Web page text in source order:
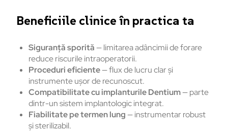
Beneficiile clinice în practica ta
Siguranță sporită— limitarea adâncimii de forare
reduce riscurile intraoperatorii.
Proceduri eficiente— flux de lucru clar și
instrumente ușor de recunoscut.
Compatibilitate cu implanturile Dentium— parte
dintr-un sistem implantologic integrat.
Fiabilitate pe termen lung— instrumentar robust
și sterilizabil.